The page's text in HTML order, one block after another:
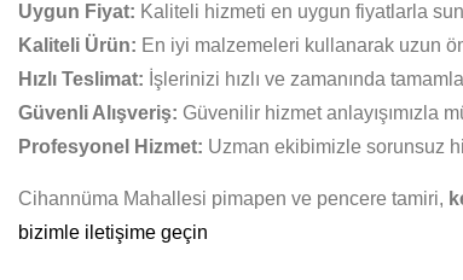
Uygun Fiyat: Kaliteli hizmeti en uygun fiyatlarla
Kaliteli Ürün: En iyi malzemeleri kullanarak uzun
Hızlı Teslimat: İşlerinizi hızlı ve zamanında
Güvenli Alışveriş: Güvenilir hizmet anlayışımızla
Profesyonel Hizmet: Uzman ekibimizle sorunsuz
Cihannüma Mahallesi pimapen ve pencere tamiri,
bizimle iletişime geçin